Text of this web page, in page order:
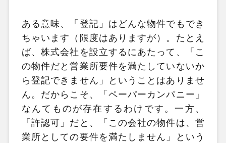
ある意味、「登記」はどんな物件でもでき
ちゃいます（限度はありますが）。たとえ
ば、株式会社を設立するにあたって、「こ
の物件だと営業所要件を満たしていないか
ら登記できません」ということはありませ
ん。だからこそ、「ペーパーカンパニー」
なんてものが存在するわけです。一方、
「許認可」だと、「この会社の物件は、営
業所としての要件を満たしません」という